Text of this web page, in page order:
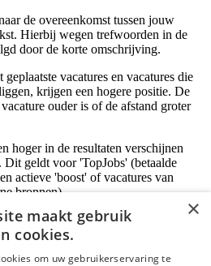
de overeenkomst tussen jouw
Hierbij wegen trefwoorden in de
door de korte omschrijving.
vacatures en vacatures die
krijgen een hogere positie. De
ouder is of de afstand groter
hoger in de resultaten verschijnen
Dit geldt voor 'TopJobs' (betaalde
actieve 'boost' of vacatures van
bronnen).
×
maakt gebruik
cookies.
om uw gebruikerservaring te